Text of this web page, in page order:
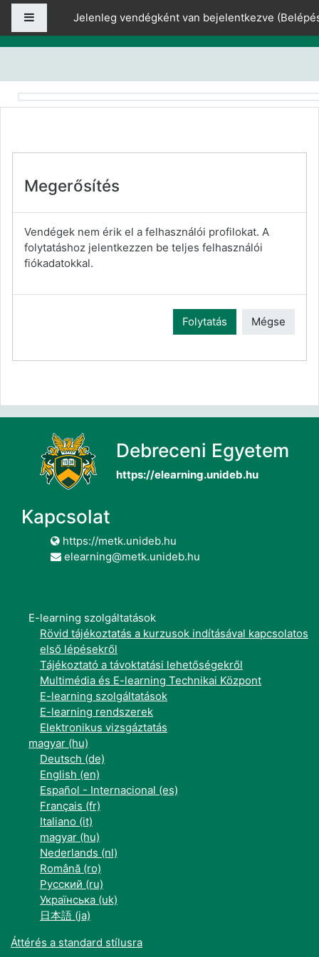
Tovább a fő tartalomhoz
OldalpanelJelenleg vendégként van bejelentkezve (
Megerősítés
Vendégek nem érik el a felhasználói profilokat. A
folytatáshoz jelentkezzen be teljes felhasználói
fiókadatokkal.
Folytatás Mégse
Debreceni Egyetem
https://elearning.unideb.hu
Kapcsolat
https://metk.unideb.hu
elearning@metk.unideb.hu
E-learning szolgáltatások
Rövid tájékoztatás a kurzusok indításával kapcsolatos
első lépésekről
Tájékoztató a távoktatási lehetőségekről
Multimédia és E-learning Technikai Központ
E-learning szolgáltatások
E-learning rendszerek
Elektronikus vizsgáztatás
magyar ‎(hu)‎
Deutsch ‎(de)‎
English ‎(en)‎
Español - Internacional ‎(es)‎
Français ‎(fr)‎
Italiano ‎(it)‎
magyar ‎(hu)‎
Nederlands ‎(nl)‎
Română ‎(ro)‎
Русский ‎(ru)‎
Українська ‎(uk)‎
日本語 ‎(ja)‎
Áttérés a standard stílusra